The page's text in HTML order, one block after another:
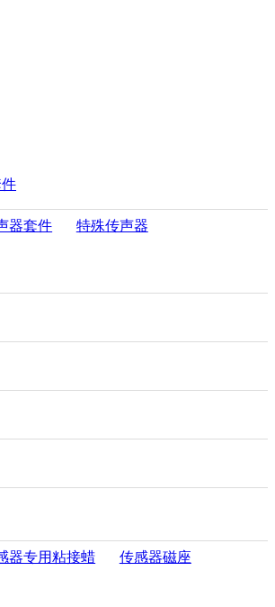
器套件 特殊传声器
器专用粘接蜡 传感器磁座